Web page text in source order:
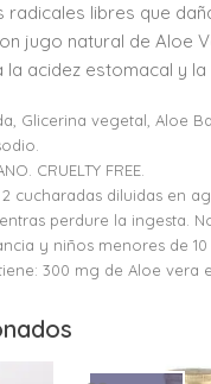
radicales libres que
jugo natural de
acidez estomacal y
Glicerina vegetal, Aloe
CRUELTY FREE.
cucharadas diluidas en
perdure la ingesta.
y niños menores de 10
300 mg de Aloe vera